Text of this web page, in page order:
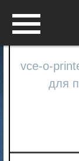
vce-o-
для